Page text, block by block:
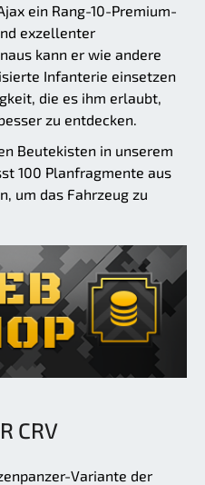
ein Rang-10-Premium-
exzellenter
kann er wie andere
Infanterie einsetzen
die es ihm erlaubt,
zu entdecken.
Beutekisten in unserem
100 Planfragmente aus
um das Fahrzeug zu
CRV
Variante der